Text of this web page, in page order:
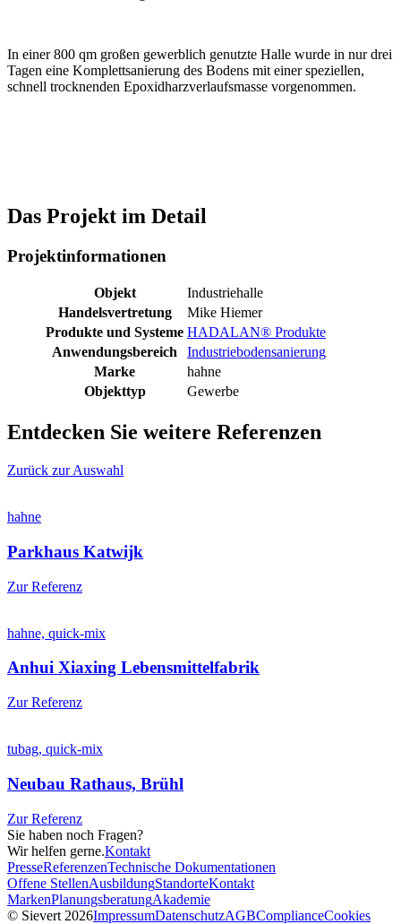
In einer 800 qm großen gewerblich genutzte Halle wurde in nur drei
Tagen eine Komplett­sanierung des Bodens mit einer speziellen,
schnell trocknenden Epoxid­harzverlaufs­masse vorgenommen.
Das Projekt im Detail
Projektinformationen
Objekt
Industriehalle
Handelsvertretung
Mike Hiemer
Produkte und Systeme HADALAN® Produkte
Anwendungsbereich
Industriebodensanierung
Marke
hahne
Objekttyp
Gewerbe
Entdecken Sie weitere Referenzen
Zurück zur Auswahl
hahne
Parkhaus Katwijk
Zur Referenz
hahne, quick-mix
Anhui Xiaxing Lebensmittelfabrik
Zur Referenz
tubag, quick-mix
Neubau Rathaus, Brühl
Zur Referenz
Sie haben noch Fragen?
Wir helfen gerne.Kontakt
PresseReferenzenTechnische Dokumentationen
Offene StellenAusbildungStandorteKontakt
MarkenPlanungsberatungAkademie
© Sievert 2026ImpressumDatenschutzAGBComplianceCookies